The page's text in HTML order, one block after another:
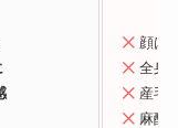
顔は
全身
産毛
麻酔